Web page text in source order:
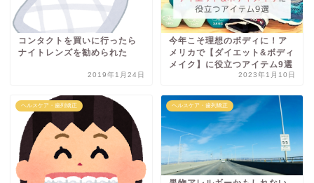
コンタクトを買いに行ったら
ナイトレンズを勧められた
2019年1月24日
今年こそ理想のボディに！ア
メリカで【ダイエット&ボディ
メイク】に役立つアイテム9選
2023年1月10日
ヘルスケア・歯列矯正 ヘルスケア・歯列矯正